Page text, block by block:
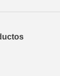
y el polvo